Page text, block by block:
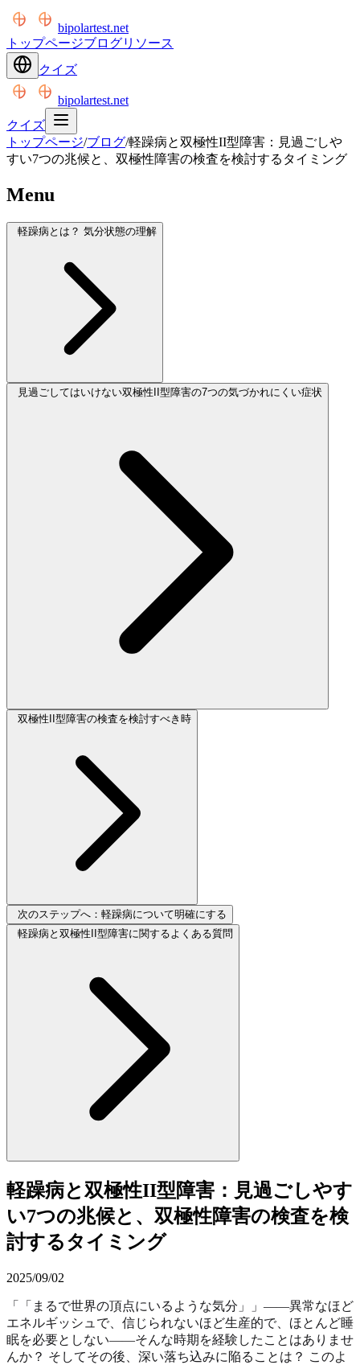
bipolartest.net
トップページブログリソース
クイズ
bipolartest.net
クイズ
トップページ/ブログ/軽躁病と双極性II型障害：見過ごしや
すい7つの兆候と、双極性障害の検査を検討するタイミング
Menu
軽躁病とは？ 気分状態の理解
見過ごしてはいけない双極性II型障害の7つの気づかれにくい症状
双極性II型障害の検査を検討すべき時
次のステップへ：軽躁病について明確にする
軽躁病と双極性II型障害に関するよくある質問
軽躁病と双極性II型障害：見過ごしやす
い7つの兆候と、双極性障害の検査を検
討するタイミング
2025/09/02
「「まるで世界の頂点にいるような気分」」――異常なほど
エネルギッシュで、信じられないほど生産的で、ほとんど睡
眠を必要としない――そんな時期を経験したことはありませ
んか？ そしてその後、深い落ち込みに陥ることは？ このよ